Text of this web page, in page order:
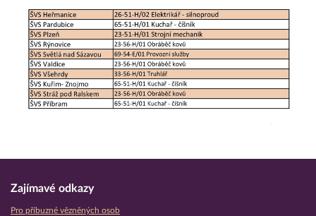
Zajímavé odkazy
Pro příbuzné vězněných osob